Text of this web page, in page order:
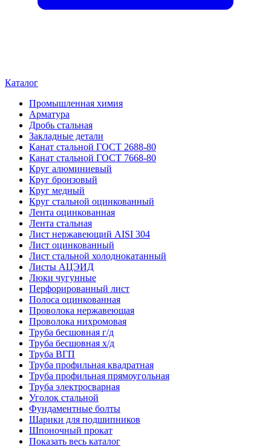
Каталог
Промышленная химия
Арматура
Дробь стальная
Закладные детали
Канат стальной ГОСТ 2688-80
Канат стальной ГОСТ 7668-80
Круг алюминиевый
Круг бронзовый
Круг медный
Круг стальной оцинкованный
Лента оцинкованная
Лента стальная
Лист нержавеющий AISI 304
Лист оцинкованный
Лист стальной холоднокатанный
Листы АЦЭИД
Люки чугунные
Перфорированный лист
Полоса оцинкованная
Проволока нержавеющая
Проволока нихромовая
Труба бесшовная г/д
Труба бесшовная х/д
Труба ВГП
Труба профильная квадратная
Труба профильная прямоугольная
Труба электросварная
Уголок стальной
Фундаментные болты
Шарики для подшипников
Шпоночный прокат
Показать весь каталог